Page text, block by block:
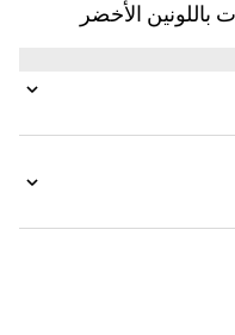
باللونين الأخضر
بقماش جينز
الأخضر والأحمر